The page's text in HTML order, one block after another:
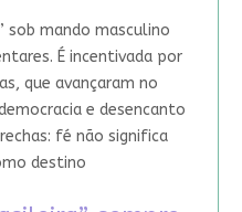
sob mando masculino
É incentivada por
que avançaram no
e desencanto
fé não significa
destino